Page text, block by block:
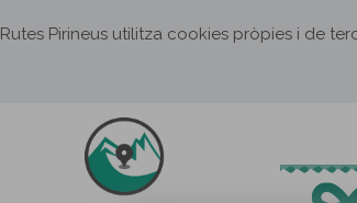
Rutes Pirineus utilitza cookies pròpies i de